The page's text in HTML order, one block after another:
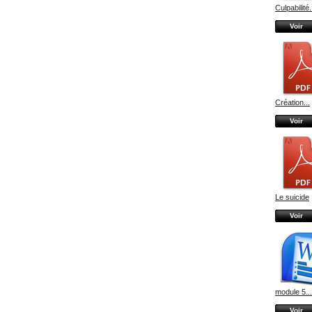
Voir
Création...
Voir
Le suicide
Voir
module 5...
Voir